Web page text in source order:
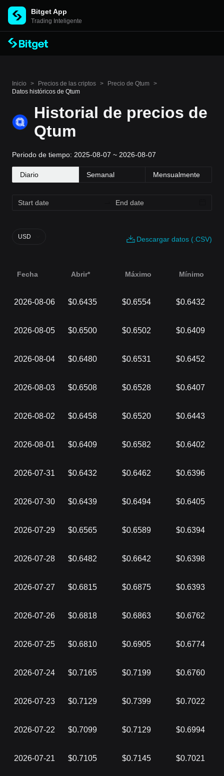
Bitget App
Trading Inteligente
Inicio > Precios de las criptos > Precio de Qtum >
Datos históricos de Qtum
Historial de precios de
Qtum
Periodo de tiempo: 2025-08-07 ~ 2026-08-07
Diario Semanal Mensualmente
Descargar datos (.CSV)
USD
Fecha Abrir* Máximo Mínimo
2026-08-06 $0.6435 $0.6554 $0.6432
2026-08-05 $0.6500 $0.6502 $0.6409
2026-08-04 $0.6480 $0.6531 $0.6452
2026-08-03 $0.6508 $0.6528 $0.6407
2026-08-02 $0.6458 $0.6520 $0.6443
2026-08-01 $0.6409 $0.6582 $0.6402
2026-07-31 $0.6432 $0.6462 $0.6396
2026-07-30 $0.6439 $0.6494 $0.6405
2026-07-29 $0.6565 $0.6589 $0.6394
2026-07-28 $0.6482 $0.6642 $0.6398
2026-07-27 $0.6815 $0.6875 $0.6393
2026-07-26 $0.6818 $0.6863 $0.6762
2026-07-25 $0.6810 $0.6905 $0.6774
2026-07-24 $0.7165 $0.7199 $0.6760
2026-07-23 $0.7129 $0.7399 $0.7022
2026-07-22 $0.7099 $0.7129 $0.6994
2026-07-21 $0.7105 $0.7145 $0.7021